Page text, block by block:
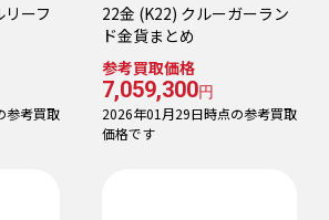
ーフ
参考買取
22金 (K22) クルーガーラン
ド金貨まとめ
参考買取価格
7,059,300円
2026年01月29日時点の参考買取
価格です